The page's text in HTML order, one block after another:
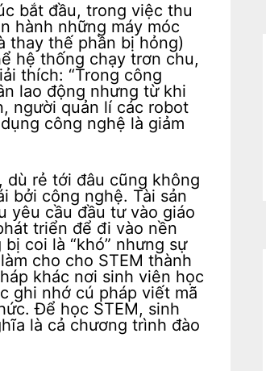
bắt đầu, trong việc thu
hành những máy móc
thay thế phần bị hỏng)
hệ thống chạy trơn chu,
thích: “Trong công
lao động nhưng từ khi
người quản lí các robot
công nghệ là giảm
dù rẻ tới đâu cũng không
bởi công nghệ. Tài sản
yêu cầu đầu tư vào giáo
triển để đi vào nền
coi là “khó” nhưng sự
cho cho STEM thành
khác nơi sinh viên học
ghi nhớ cú pháp viết mã
Để học STEM, sinh
là cả chương trình đào